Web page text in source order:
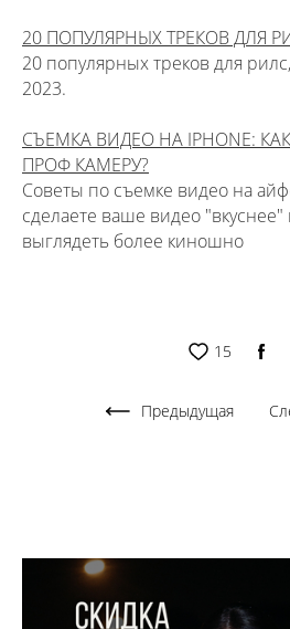
20 ПОПУЛЯРНЫХ ТРЕКОВ ДЛЯ
20 популярных треков для
2023.
СЪЕМКА ВИДЕО НА IPHONE:
ПРОФ КАМЕРУ?
Советы по съемке видео на
сделаете ваше видео "вкуснее"
выглядеть более киношно
15
Предыдущая